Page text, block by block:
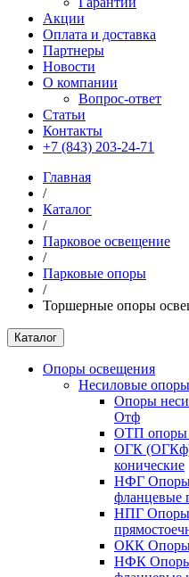
Акции
Оплата и доставка
Партнеры
Новости
О компании
Вопрос-ответ
Статьи
Контакты
+7 (843) 203-24-71
Главная
/
Каталог
/
Парковое освещение
/
Парковые опоры
/
Торшерные опоры
Каталог
Опоры освещения
Несиловые
Опоры
Отф
ОТП опоры
ОГК (ОГКф)
конические
НФГ Опоры
фланцевые
НПГ Опоры
ОКК Опоры
НФК Опоры